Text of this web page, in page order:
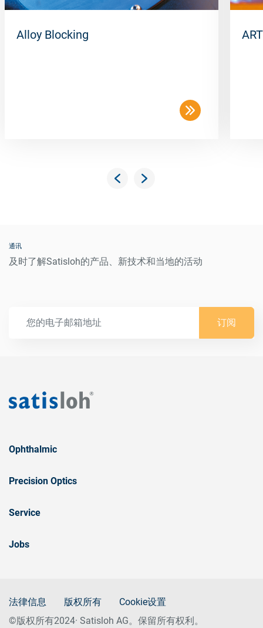
Alloy Blocking
通讯
及时了解Satisloh的产品、新技术和当地的活动
订阅
Ophthalmic
Precision Optics
Service
Jobs
法律信息 版权所有
Cookie设置
©版权所有2024· Satisloh AG。保留所有权利。